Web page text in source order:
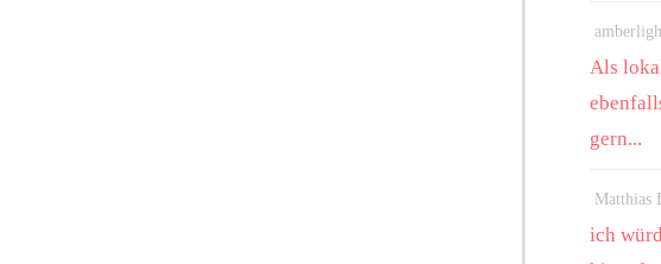
Als
gern...
Matthias
ich